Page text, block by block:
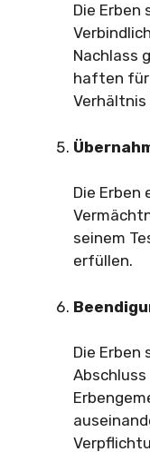
Die Erben
Nachlass
haften für
Verhältnis
Die Erben
seinem
erfüllen.
Die Erben